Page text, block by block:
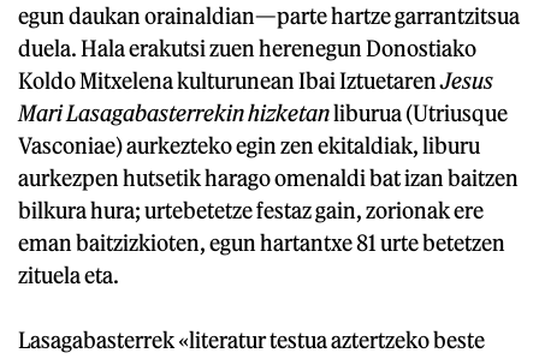
egun daukan orainaldian—parte hartze garrantzitsua
duela. Hala erakutsi zuen herenegun Donostiako
Koldo Mitxelena kulturunean Ibai IztuetarenJesus
Mari Lasagabasterrekin hizketanliburua (Utriusque
Vasconiae) aurkezteko egin zen ekitaldiak, liburu
aurkezpen hutsetik harago omenaldi bat izan baitzen
bilkura hura; urtebetetze festaz gain, zorionak ere
eman baitzizkioten, egun hartantxe 81 urte betetzen
zituela eta.
Lasagabasterrek «literatur testua aztertzeko beste